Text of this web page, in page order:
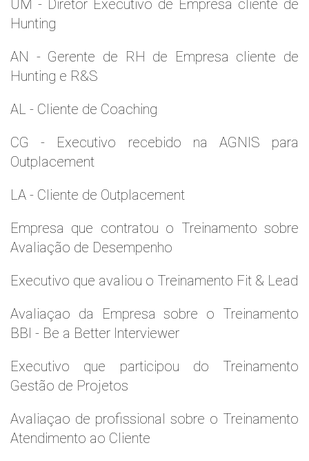
UM - Diretor Executivo de Empresa cliente de
Hunting
AN - Gerente de RH de Empresa cliente de
Hunting e R&S
AL - Cliente de Coaching
CG - Executivo recebido na AGNIS para
Outplacement
LA - Cliente de Outplacement
Empresa que contratou o Treinamento sobre
Avaliação de Desempenho
Executivo que avaliou o Treinamento Fit & Lead
Avaliaçao da Empresa sobre o Treinamento
BBI - Be a Better Interviewer
Executivo que participou do Treinamento
Gestão de Projetos
Avaliaçao de profissional sobre o Treinamento
Atendimento ao Cliente